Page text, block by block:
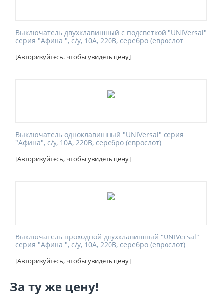
Выключатель двухклавишный с подсветкой "UNIVersal"
серия "Афина ", с/у, 10А, 220В, серебро (еврослот
[Авторизуйтесь, чтобы увидеть цену]
Выключатель одноклавишный "UNIVersal" серия
"Афина", с/у, 10А, 220В, серебро (еврослот)
[Авторизуйтесь, чтобы увидеть цену]
Выключатель проходной двухклавишный "UNIVersal"
серия "Афина ", с/у, 10А, 220В, серебро (еврослот)
[Авторизуйтесь, чтобы увидеть цену]
За ту же цену!